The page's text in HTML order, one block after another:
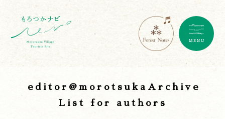
editor@morotsukaArchive
List for authors